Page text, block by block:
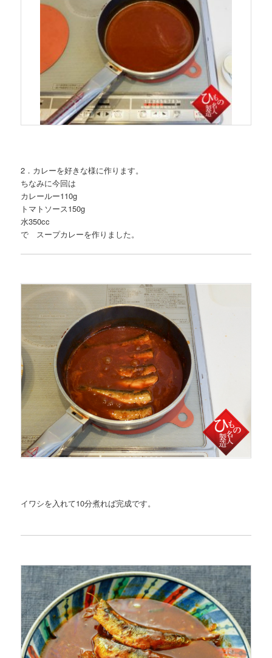
2．カレーを好きな様に作ります。
ちなみに今回は
カレールー110g
トマトソース150g
水350cc
で スープカレーを作りました。
イワシを入れて10分煮れば完成です。